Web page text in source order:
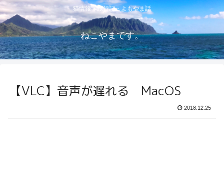
猫情報・旅行記・よもやま話
ねこやまです。
【VLC】音声が遅れる MacOS
2018.12.25